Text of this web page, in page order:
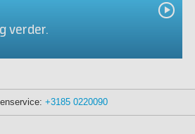
verder.
+3185 0220090